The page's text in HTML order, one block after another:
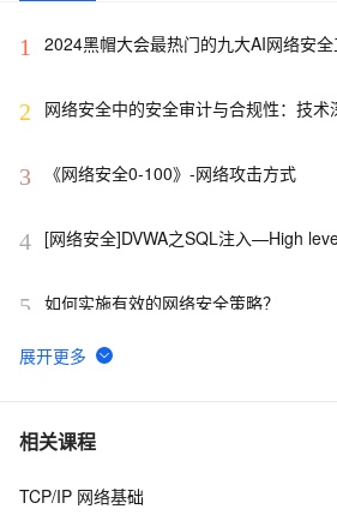
1 2024黑帽大会最热门的九大AI网络安
2 网络安全中的安全审计与合规性：技术
3 《网络安全0-100》-网络攻击方式
4 [网络安全]DVWA之SQL注入—High
5 如何实施有效的网络安全策略？
6
【网络安全 | 网安工具】御剑WEB指纹
7 网络安全产品之认识防非法外联系统
8 亮相国家网络安全宣传周，阿里云全新
相关课程
TCP/IP 网络基础